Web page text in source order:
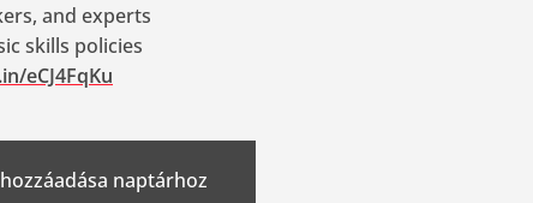
and experts
skills policies
eCJ4FqKu
naptárhoz